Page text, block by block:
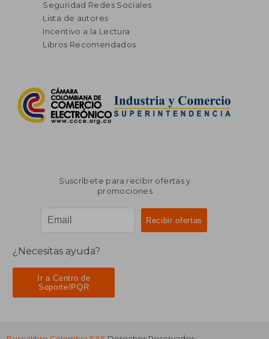
Seguridad Redes Sociales
Lista de autores
Incentivo a la Lectura
Libros Recomendados
Suscríbete para recibir ofertas y
promociones
¿Necesitas ayuda?
Ir a Centro de
Soporte/PQR